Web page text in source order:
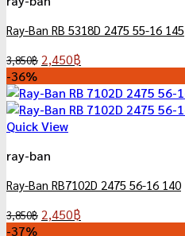
Ray-Ban RB 5318D 2475 55-16 145
3,850฿ Original
was:
3,850฿.
2,450฿
is:
2,450฿.
-36%
Quick View
ray-ban
Ray-Ban RB7102D 2475 56-16 140
3,850฿ Original
2,450฿
-37%